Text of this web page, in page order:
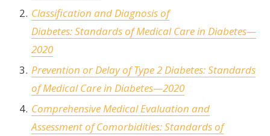
Classification and Diagnosis of
Diabetes:Standards of Medical Care in Diabetes—
2020
Prevention or Delay of Type 2 Diabetes:Standards
of Medical Care in Diabetes—2020
Comprehensive Medical Evaluation and
Assessment of Comorbidities:Standards of